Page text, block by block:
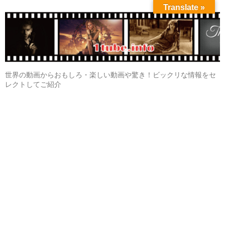
世界の動画からおもしろ・楽しい動画や驚き！ビックリな情報をセ
レクトしてご紹介
Translate »